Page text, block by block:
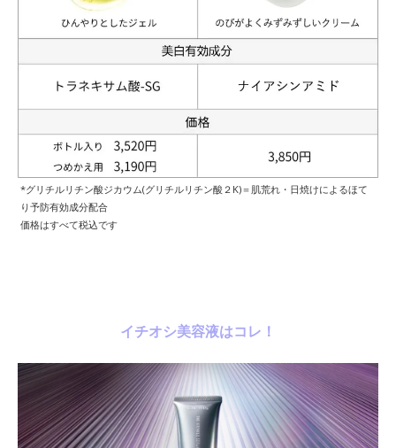
*グリチルリチン酸ジカウム(グリチルリチン酸２K)＝肌荒れ・日焼けによるほて
り予防有効成分配合
価格はすべて税込です
イチオシ美容液はコレ！